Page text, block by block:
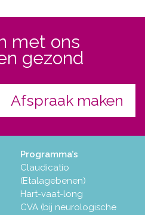
met ons
gezond
Afspraak maken
Programma’s
Claudicatio
(Etalagebenen)
Hart-vaat-long
CVA (bij neurologische